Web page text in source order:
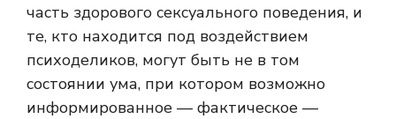
часть здорового сексуального поведения, и
те, кто находится под воздействием
психоделиков, могут быть не в том
состоянии ума, при котором возможно
информированное — фактическое —